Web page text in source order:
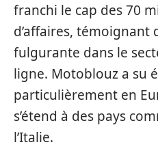
franchi le cap des 70
d’affaires, témoignant
fulgurante dans le
ligne. Motoblouz a su
particulièrement en
s’étend à des pays
l’Italie.